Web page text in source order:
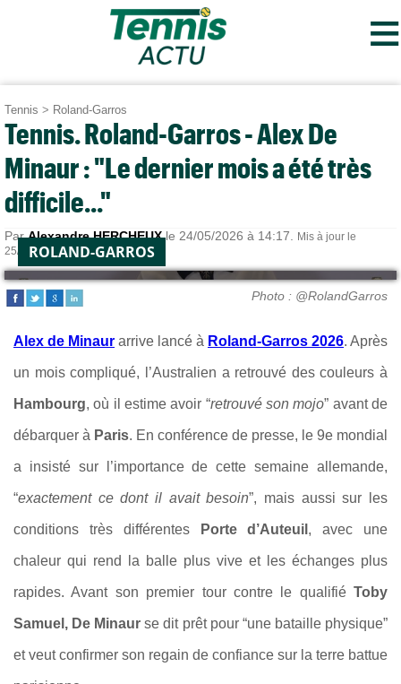
≡
Tennis > Roland-Garros
Tennis. Roland-Garros - Alex De
Minaur : "Le dernier mois a été très
difficile..."
ParAlexandre HERCHEUXle 24/05/2026 à 14:17.
Mis à jour le
25/05/2026 à 10:18.
ROLAND-GARROS
Photo : @RolandGarros
Alex de Minaur arrive lancé à Roland-Garros 2026. Après
un mois compliqué, l’Australien a retrouvé des couleurs à
Hambourg, où il estime avoir “retrouvé son mojo” avant de
débarquer à Paris. En conférence de presse, le 9e mondial
a insisté sur l’importance de cette semaine allemande,
“exactement ce dont il avait besoin”, mais aussi sur les
conditions très différentes Porte d’Auteuil , avec une
chaleur qui rend la balle plus vive et les échanges plus
rapides. Avant son premier tour contre le qualifié Toby
Samuel, De Minaur se dit prêt pour “une bataille physique”
et veut confirmer son regain de confiance sur la terre battue